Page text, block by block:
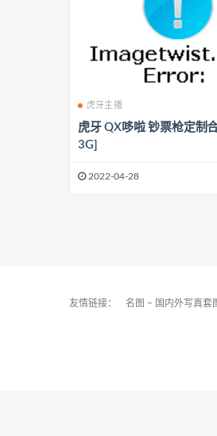
虎牙主播
虎牙 QX哆啦 钞票枪定制
3G]
2022-04-28
友情链接： 名图 – 国内外写真套